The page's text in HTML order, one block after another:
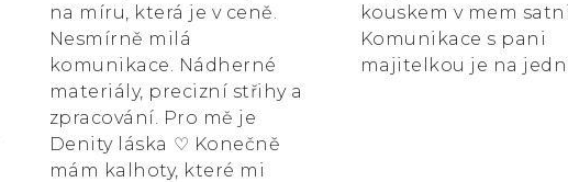
na míru, která je v ceně.
Nesmírně milá
komunikace. Nádherné
materiály, precizní střihy a
zpracování. Pro mě je
Denity láska ⁠♡ Konečně
mám kalhoty, které mi
kouskem v mem
Komunikace s pani
majitelkou je na